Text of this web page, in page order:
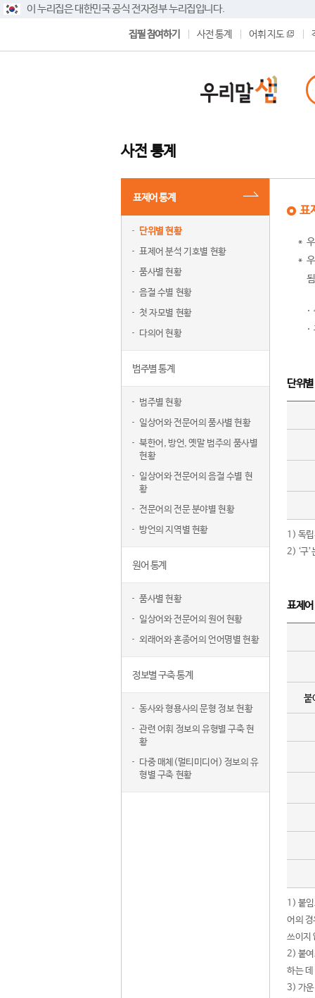
이 누리집은 대한민국 공식 전자정부 누리집입니다.
집필 참여하기 사전 통계 어휘 지도
사전 통계
표제어 통계
단위별 현황
표제어 분석 기호별 현황
품사별 현황
음절 수별 현황
첫 자모별 현황
다의어 현황
범주별 통계
범주별 현황
일상어와 전문어의 품사별 현황
북한어, 방언, 옛말 범주의 품사별
현황
일상어와 전문어의 음절 수별 현
황
전문어의 전문 분야별 현황
방언의 지역별 현황
원어 통계
품사별 현황
일상어와 전문어의 원어 현황
외래어와 혼종어의 언어명별 현황
정보별 구축 통계
동사와 형용사의 문형 정보 현황
관련 어휘 정보의 유형별 구축 현
황
다중 매체(멀티미디어) 정보의 유
형별 구축 현황
표
단위
1) 독립
2) ‘구
표제
붙
1) 붙
어의
쓰이지
2) 붙여
하는
3) 가운